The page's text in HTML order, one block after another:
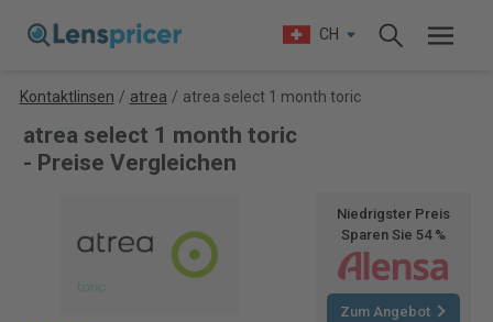
CH
Kontaktlinsen / atrea / atrea select 1 month toric
atrea select 1 month toric
- Preise Vergleichen
Niedrigster Preis
Sparen Sie 54 %
Zum Angebot